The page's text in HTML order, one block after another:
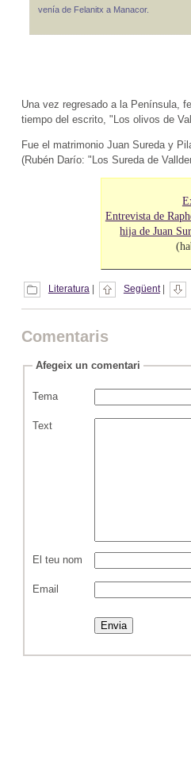
venía de Felanitx a Manacor.
Una vez regresado a la Península,
tiempo del escrito, "Los olivos de
Fue el matrimonio Juan Sureda y
(Rubén Darío: "Los Sureda de
Entrevista de
hija de Juan
Literatura | Següent|
Comentaris
Afegeix un comentari
Tema
Text
El teu nom
Email